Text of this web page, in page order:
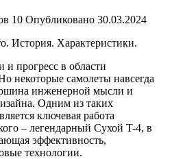
10 Опубликовано 30.03.2024
прогресс в области
некоторые самолеты навсегда
инженерной мысли и
Одним из таких
ключевая работа
– легендарный Сухой T-4, в
эффективность,
технологии.